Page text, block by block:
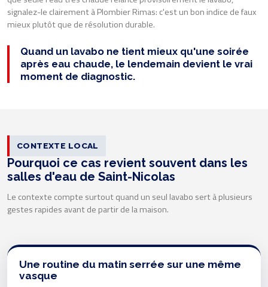
signalez-le clairement à Plombier Rimas: c'est un bon indice de faux
mieux plutôt que de résolution durable.
Quand un lavabo ne tient mieux qu'une soirée
après eau chaude, le lendemain devient le vrai
moment de diagnostic.
CONTEXTE LOCAL
Pourquoi ce cas revient souvent dans les
salles d'eau de Saint-Nicolas
Le contexte compte surtout quand un seul lavabo sert à plusieurs
gestes rapides avant de partir de la maison.
Une routine du matin serrée sur une même
vasque